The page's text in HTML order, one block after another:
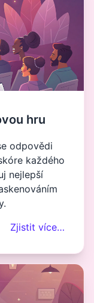
hru
odpovědi
každého
nejlepší
Zjistit více…